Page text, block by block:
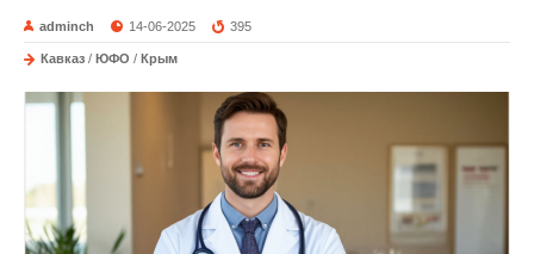
adminch 14-06-2025 395
Кавказ / ЮФО / Крым